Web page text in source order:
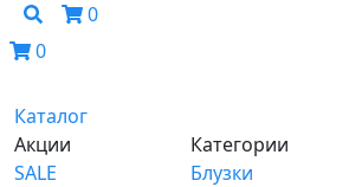
0
0
Каталог
Акции
SALE
Категории
Блузки